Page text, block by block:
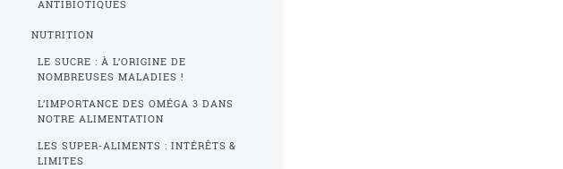
ANTIBIOTIQUES
NUTRITION
LE SUCRE : À L’ORIGINE DE
NOMBREUSES MALADIES !
L’IMPORTANCE DES OMÉGA 3 DANS
NOTRE ALIMENTATION
LES SUPER-ALIMENTS : INTÉRÊTS &
LIMITES